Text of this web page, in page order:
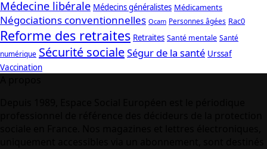
Médecine libérale Médecins généralistes Médicaments
Négociations conventionnelles Ocam Personnes âgées Rac0
Reforme des retraites Retraites Santé mentale Santé
numérique Sécurité socialeSégur de la santé Urssaf
Vaccination